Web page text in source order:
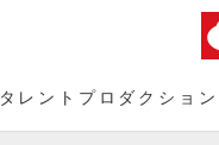
レントプロダクション